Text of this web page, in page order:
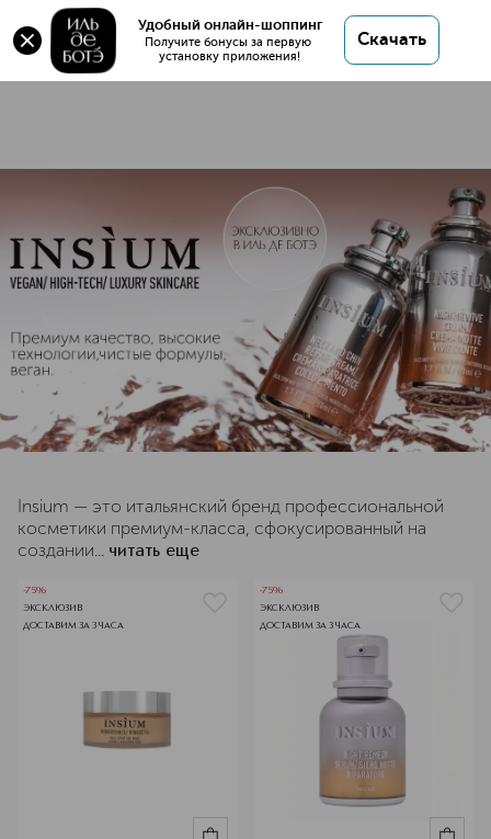
Удобный онлайн-шоппинг
Получите бонусы за первую
установку приложения!
Скачать
26 товаров
Insium — это итальянский бренд профессиональной
косметики премиум-класса, сфокусированный на
создании... читать еще
-75%
ЭКСКЛЮЗИВ
ДОСТАВИМ ЗА 3 ЧАСА
-75%
ЭКСКЛЮЗИВ
ДОСТАВИМ ЗА 3 ЧАСА